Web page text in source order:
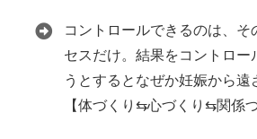
コントロールできるのは、そ
セスだけ。結果をコントロー
うとするとなぜか妊娠から遠
【体づくり⇆心づくり⇆関係づ